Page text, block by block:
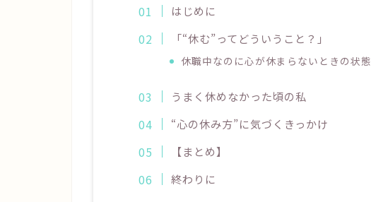
はじめに
「“休む”ってどういうこと？」
休職中なのに心が休まらないときの状態
うまく休めなかった頃の私
“心の休み方”に気づくきっかけ
【まとめ】
終わりに